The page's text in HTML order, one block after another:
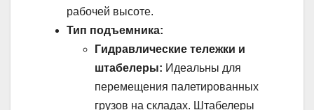
рабочей высоте.
Тип подъемника:
Гидравлические тележки и
штабелеры: Идеальны для
перемещения палетированных
грузов на складах. Штабелеры